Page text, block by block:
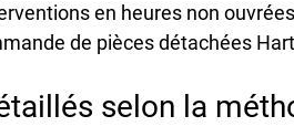
en heures non ouvrées
de pièces détachées
selon la